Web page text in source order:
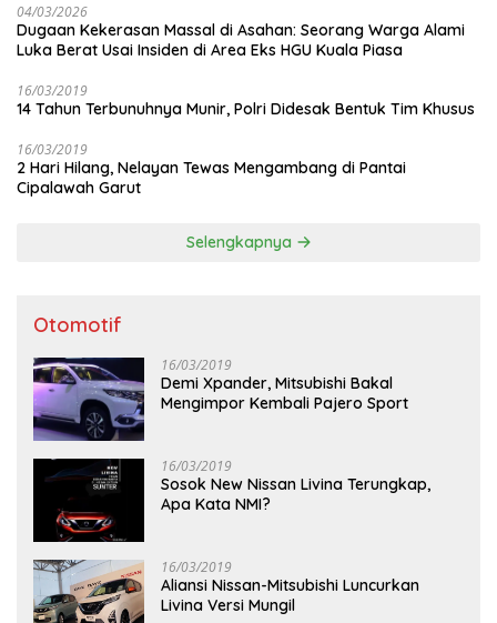
04/03/2026
Dugaan Kekerasan Massal di Asahan: Seorang Warga Alami
Luka Berat Usai Insiden di Area Eks HGU Kuala Piasa
16/03/2019
14 Tahun Terbunuhnya Munir, Polri Didesak Bentuk Tim Khusus
16/03/2019
2 Hari Hilang, Nelayan Tewas Mengambang di Pantai
Cipalawah Garut
Selengkapnya
Otomotif
16/03/2019
Demi Xpander, Mitsubishi Bakal
Mengimpor Kembali Pajero Sport
16/03/2019
Sosok New Nissan Livina Terungkap,
Apa Kata NMI?
16/03/2019
Aliansi Nissan-Mitsubishi Luncurkan
Livina Versi Mungil